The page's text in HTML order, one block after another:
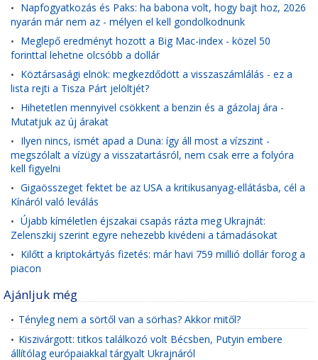
• Napfogyatkozás és Paks: ha babona volt, hogy bajt hoz, 2026
nyarán már nem az - mélyen el kell gondolkodnunk
• Meglepő eredményt hozott a Big Mac-index - közel 50
forinttal lehetne olcsóbb a dollár
• Köztársasági elnök: megkezdődött a visszaszámlálás - ez a
lista rejti a Tisza Párt jelöltjét?
• Hihetetlen mennyivel csökkent a benzin és a gázolaj ára -
Mutatjuk az új árakat
• Ilyen nincs, ismét apad a Duna: így áll most a vízszint -
megszólalt a vízügy a visszatartásról, nem csak erre a folyóra
kell figyelni
• Gigaösszeget fektet be az USA a kritikusanyag-ellátásba, cél a
Kínáról való leválás
• Újabb kíméletlen éjszakai csapás rázta meg Ukrajnát:
Zelenszkij szerint egyre nehezebb kivédeni a támadásokat
• Kilőtt a kriptokártyás fizetés: már havi 759 millió dollár forog a
piacon
Ajánljuk még
• Tényleg nem a sörtől van a sörhas? Akkor mitől?
• Kiszivárgott: titkos találkozó volt Bécsben, Putyin embere
állítólag európaiakkal tárgyalt Ukrajnáról